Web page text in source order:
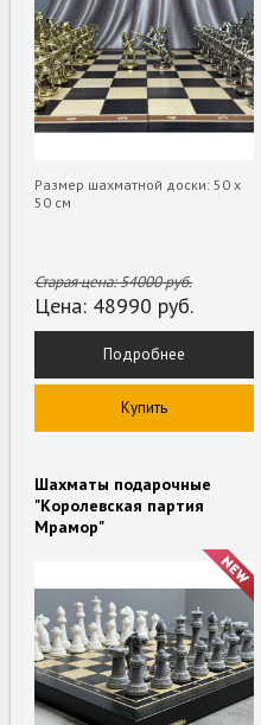
Размер шахматной доски: 50 x
50 см
Старая цена:54000руб.
Цена: 48990 руб.
Подробнее
Купить
Шахматы подарочные
"Королевская партия
Мрамор"